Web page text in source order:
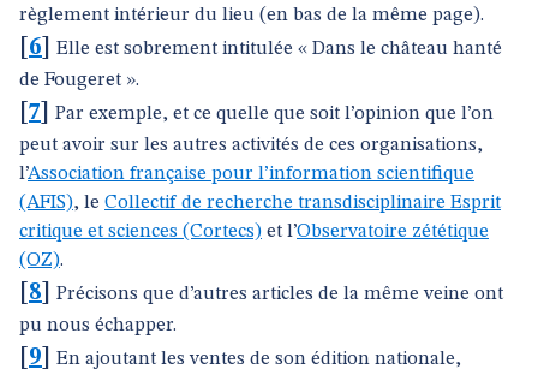
règlement intérieur du lieu (en bas de la même page).
6
Elle est sobrement intitulée « Dans le château hanté
de Fougeret ».
7
Par exemple, et ce quelle que soit l’opinion que l’on
peut avoir sur les autres activités de ces organisations,
l’Association française pour l’information scientifique
(AFIS), le Collectif de recherche transdisciplinaire Esprit
critique et sciences (Cortecs) et l’Observatoire zététique
(OZ).
8
Précisons que d’autres articles de la même veine ont
pu nous échapper.
9
En ajoutant les ventes de son édition nationale,